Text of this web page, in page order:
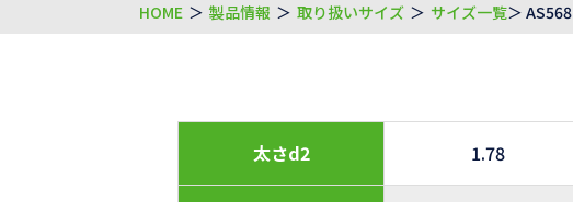
HOME ＞ 製品情報 ＞ 取り扱いサイズ ＞ サイズ一覧＞
太さd2 1.78